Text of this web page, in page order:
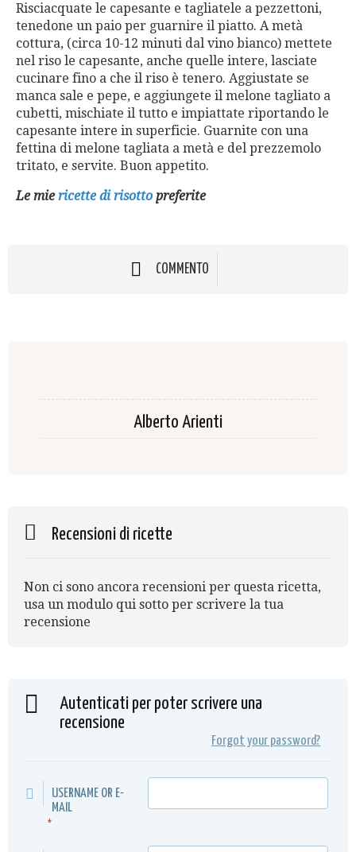
Risciacquate le capesante e tagliatele a pezzettoni,
tenedone un paio per guarnire il piatto. A metà
cottura, (circa 10-12 minuti dal vino bianco) mettete
nel riso le capesante, anche quelle intere, lasciate
cucinare fino a che il riso è tenero. Aggiustate se
manca sale e pepe, e aggiungete il melone tagliato a
cubetti, mischiate il tutto e impiattate riportando le
capesante intere in superficie. Guarnite con una
fettina di melone tagliata a metà e del prezzemolo
tritato, e servite. Buon appetito.
Le miericette di risottopreferite
COMMENTO
Alberto Arienti
Recensioni di ricette
Non ci sono ancora recensioni per questa ricetta,
usa un modulo qui sotto per scrivere la tua
recensione
Autenticati per poter scrivere una
recensione
Forgot your password?
USERNAME OR E-
MAIL
*